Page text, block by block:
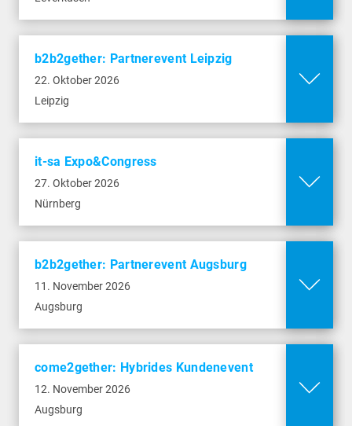
b2b2gether: Partnerevent Leipzig
22. Oktober 2026
Leipzig
it-sa Expo&Congress
27. Oktober 2026
Nürnberg
b2b2gether: Partnerevent Augsburg
11. November 2026
Augsburg
86159 Augsburg
Mehr Infos
come2gether: Hybrides Kundenevent
12. November 2026
Augsburg
Entdecke beim baramundi come2gether 2026
die neuesten Entwicklungen, Technologien
und Innovationen. Sei dabei – live vor Ort oder
86159 Augsburg
Mehr Infos